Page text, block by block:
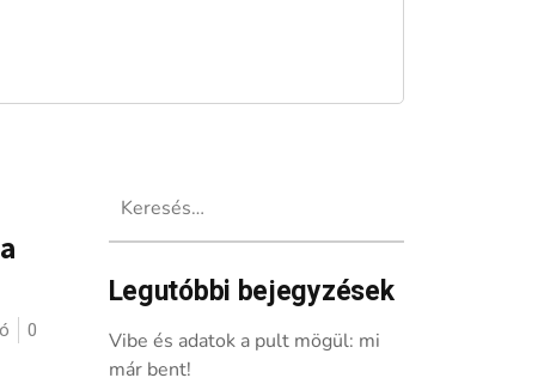
0
Legutóbbi bejegyzések
Vibe és adatok a pult mögül: mi
már bent!